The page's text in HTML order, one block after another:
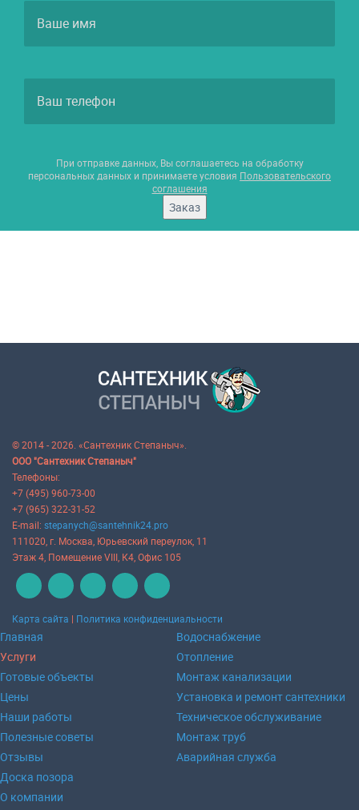
При отправке данных, Вы соглашаетесь на обработку
персональных данных и принимаете условия Пользовательского
соглашения
Заказ
© 2014 - 2026. «Сантехник Степаныч».
ООО "Сантехник Степаныч"
Телефоны:
+7 (495) 960-73-00
+7 (965) 322-31-52
E-mail: stepanych@santehnik24.pro
111020 , г. Москва Юрьевский переулок, 11
Этаж 4, Помещение VIII, К4, Офис 105
Карта сайта | Политика конфиденциальности
Главная
Услуги
Готовые объекты
Цены
Наши работы
Полезные советы
Отзывы
Доска позора
О компании
Водоснабжение
Отопление
Монтаж канализации
Установка и ремонт сантехники
Техническое обслуживание
Монтаж труб
Аварийная служба